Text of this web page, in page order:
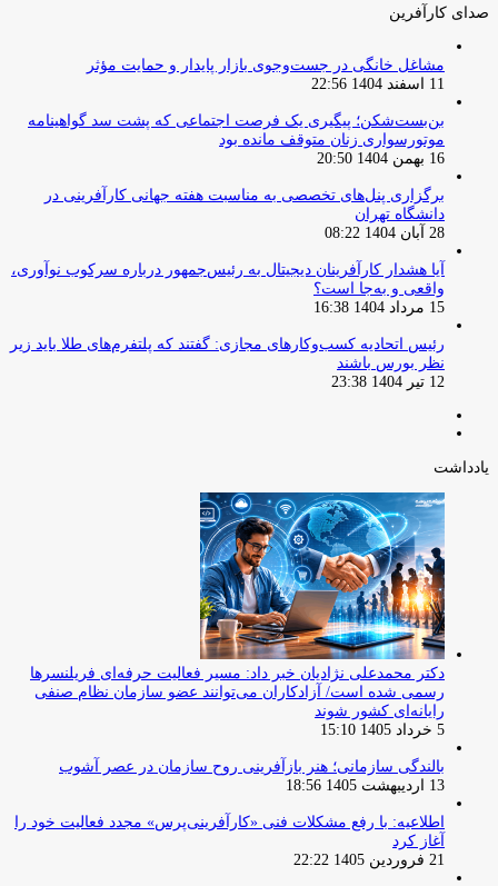
صدای کارآفرین
مشاغل خانگی در جست‌وجوی بازار پایدار و حمایت مؤثر
11 اسفند 1404 22:56
بن‌بست‌شکن؛ پیگیری یک فرصت اجتماعی که پشت سد گواهینامه
موتورسواری زنان متوقف مانده بود
16 بهمن 1404 20:50
برگزاری پنل‌های تخصصی به مناسبت هفته جهانی کارآفرینی در
دانشگاه تهران
28 آبان 1404 08:22
آیا هشدار کارآفرینان دیجیتال به رئیس‌جمهور درباره سرکوب نوآوری،
واقعی و به‌جا است؟
15 مرداد 1404 16:38
‏رئیس اتحادیه کسب‌وکارهای مجازی: گفتند که پلتفرم‌های طلا باید زیر
نظر بورس باشند
12 تیر 1404 23:38
یادداشت
دکتر محمدعلی نژادیان خبر داد: مسیر فعالیت حرفه‌ای فریلنسرها
رسمی شده است/ آزادکاران می‌توانند عضو سازمان نظام صنفی
رایانه‌ای کشور شوند
5 خرداد 1405 15:10
بالندگی سازمانی؛ هنر بازآفرینی روح سازمان در عصر آشوب
13 اردیبهشت 1405 18:56
اطلاعیه: با رفع مشکلات فنی «کارآفرینی‌پرس» مجدد فعالیت خود را
آغاز کرد
21 فروردین 1405 22:22